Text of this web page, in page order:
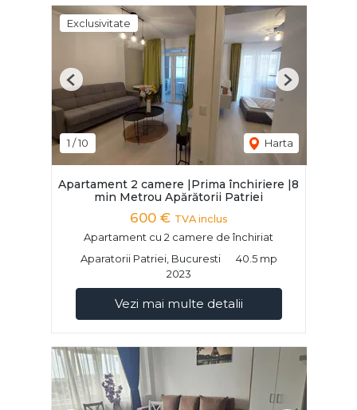
Exclusivitate
1 /10 Harta
Previous Next
Apartament 2 camere |Prima închiriere |8
min Metrou Apărătorii Patriei
600 € TVA inclus
Apartament cu 2 camere de închiriat
Aparatorii Patriei, Bucuresti
40.5 mp
2023
Vezi mai multe detalii